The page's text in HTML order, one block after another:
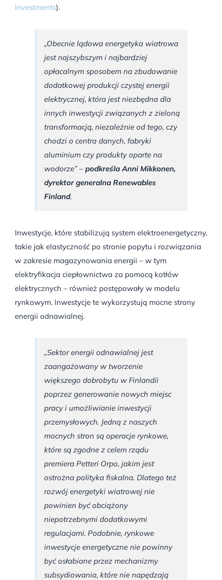
Investments).
„Obecnie lądowa energetyka wiatrowa
jest najszybszym i najbardziej
opłacalnym sposobem na zbudowanie
dodatkowej produkcji czystej energii
elektrycznej, która jest niezbędna dla
innych inwestycji związanych z zieloną
transformacją, niezależnie od tego, czy
chodzi o centra danych, fabryki
aluminium czy produkty oparte na
wodorze” – podkreśla Anni Mikkonen,
dyrektor generalna Renewables
Finland.
Inwestycje, które stabilizują system elektroenergetyczny,
takie jak elastyczność po stronie popytu i rozwiązania
w zakresie magazynowania energii – w tym
elektryfikacja ciepłownictwa za pomocą kotłów
elektrycznych – również postępowały w modelu
rynkowym. Inwestycje te wykorzystują mocne strony
energii odnawialnej.
„Sektor energii odnawialnej jest
zaangażowany w tworzenie
większego dobrobytu w Finlandii
poprzez generowanie nowych miejsc
pracy i umożliwianie inwestycji
przemysłowych. Jedną z naszych
mocnych stron są operacje rynkowe,
które są zgodne z celem rządu
premiera Petteri Orpo, jakim jest
ostrożna polityka fiskalna. Dlatego też
rozwój energetyki wiatrowej nie
powinien być obciążony
niepotrzebnymi dodatkowymi
regulacjami. Podobnie, rynkowe
inwestycje energetyczne nie powinny
być osłabiane przez mechanizmy
subsydiowania, które nie napędzają